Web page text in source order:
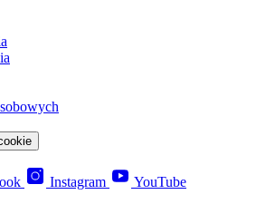
Instagram YouTube